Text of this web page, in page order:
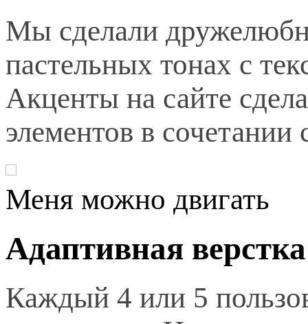
Мы сделали
пастельных тонах с
Акценты на сайте
элементов в
Меня можно двигать
Адаптивная верстка
Каждый 4 или 5